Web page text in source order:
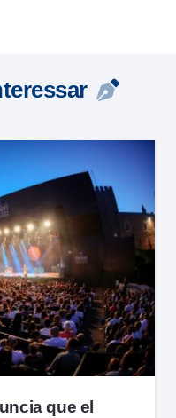
que el